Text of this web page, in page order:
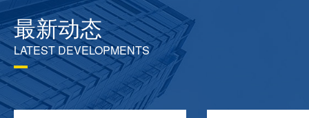
最新动态
LATEST DEVELOPMENTS